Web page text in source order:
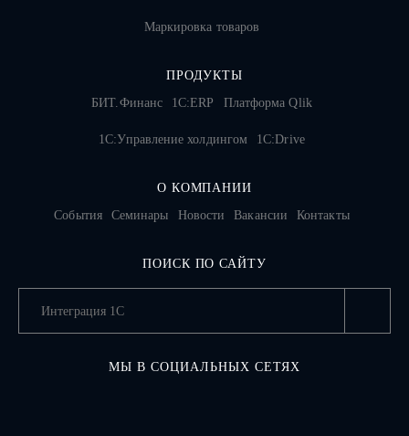
Маркировка товаров
ПРОДУКТЫ
БИТ.Финанс
1С:ERP Платформа Qlik
1С:Управление холдингом 1C:Drive
О КОМПАНИИ
События
Семинары Новости Вакансии Контакты
ПОИСК ПО САЙТУ
МЫ В СОЦИАЛЬНЫХ СЕТЯХ